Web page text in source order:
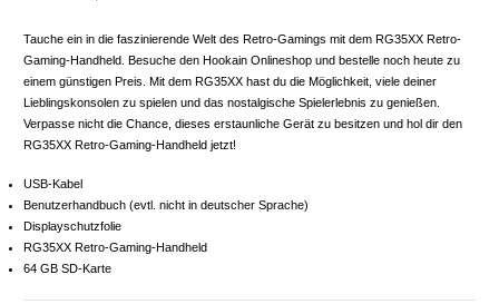
Tauche ein in die faszinierende Welt des Retro-Gamings mit dem RG35XX Retro-
Gaming-Handheld. Besuche den Hookain Onlineshop und bestelle noch heute zu
einem günstigen Preis. Mit dem RG35XX hast du die Möglichkeit, viele deiner
Lieblingskonsolen zu spielen und das nostalgische Spielerlebnis zu genießen.
Verpasse nicht die Chance, dieses erstaunliche Gerät zu besitzen und hol dir den
RG35XX Retro-Gaming-Handheld jetzt!
USB-Kabel
Benutzerhandbuch (evtl. nicht in deutscher Sprache)
Displayschutzfolie
RG35XX Retro-Gaming-Handheld
64 GB SD-Karte